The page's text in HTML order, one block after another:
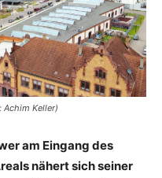
Achim Keller)
am Eingang des
nähert sich seiner